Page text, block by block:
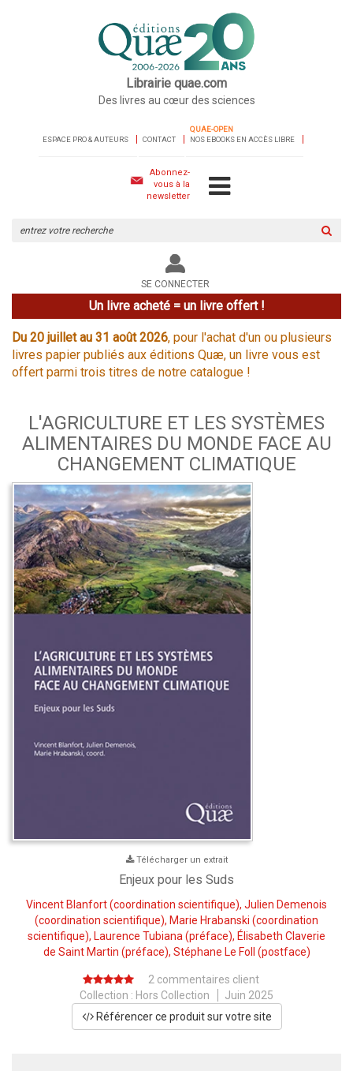
Librairie quae.com
Des livres au cœur des sciences
ESPACE PRO & AUTEURS CONTACT
QUAE-OPEN
NOS EBOOKS EN ACCÈS LIBRE
Abonnez-
vous à la
newsletter
le
site
SE CONNECTER
Un livre acheté = un livre offert !
Du 20 juillet au 31 août 2026, pour l'achat d'un ou plusieurs
livres papier publiés aux éditions Quæ, un livre vous est
offert parmi trois titres de notre catalogue !
L'AGRICULTURE ET LES SYSTÈMES
ALIMENTAIRES DU MONDE FACE AU
CHANGEMENT CLIMATIQUE
Télécharger un extrait
Enjeux pour les Suds
Vincent Blanfort(coordination scientifique), Julien Demenois
(coordination scientifique), Marie Hrabanski (coordination
scientifique), Laurence Tubiana (préface), Élisabeth Claverie
de Saint Martin (préface), Stéphane Le Foll (postface)
2 commentaires client
Collection : Hors Collection
Juin 2025
Référencer ce produit sur votre site